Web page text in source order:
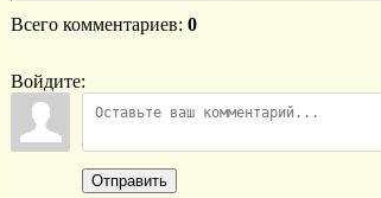
Всего комментариев: 0
Войдите:
Отправить